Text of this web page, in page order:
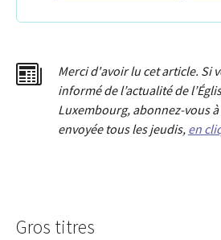
Merci d'avoir lu cet article. Si
informé de l’actualité de
Luxembourg, abonnez-vous
envoyée tous les jeudis, en
Gros titres